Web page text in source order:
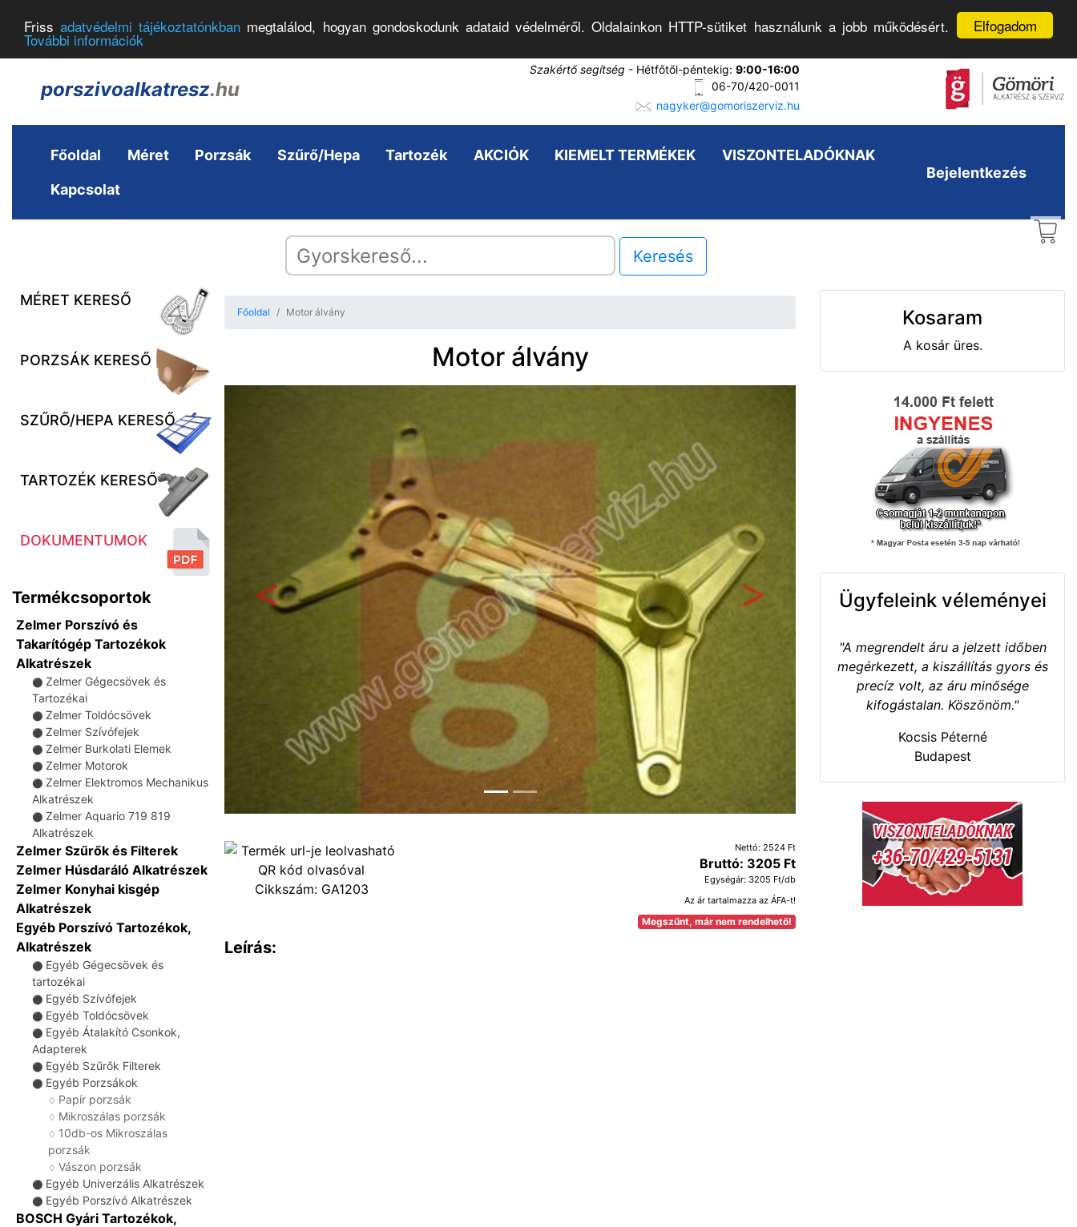
Elfogadom
Frissadatvédelmi tájékoztatónkban megtalálod, hogyan gondoskodunk adataid védelméről. Oldalainkon HTTP-sütiket használunk a jobb működésért.
További információk
porszivoalkatresz.hu
Szakértő segítség - Hétfőtől-péntekig: 9:00-16:00
06-70/420-0011
nagyker@gomoriszerviz.hu
Főoldal Méret Porzsák Szűrő/Hepa Tartozék AKCIÓK KIEMELT TERMÉKEK VISZONTELADÓKNAK
Kapcsolat
Bejelentkezés
Keresés
MÉRET KERESŐ
PORZSÁK KERESŐ
SZŰRŐ/HEPA KERESŐ
TARTOZÉK KERESŐ
DOKUMENTUMOK
Termékcsoportok
Zelmer Porszívó és
Takarítógép Tartozékok
Alkatrészek
⚫ Zelmer Gégecsövek és
Tartozékai
⚫ Zelmer Toldócsövek
⚫ Zelmer Szívófejek
⚫ Zelmer Burkolati Elemek
⚫ Zelmer Motorok
⚫ Zelmer Elektromos Mechanikus
Alkatrészek
⚫ Zelmer Aquario 719 819
Alkatrészek
Zelmer Szűrők és Filterek
Zelmer Húsdaráló Alkatrészek
Zelmer Konyhai kisgép
Alkatrészek
Egyéb Porszívó Tartozékok,
Alkatrészek
⚫ Egyéb Gégecsövek és
tartozékai
⚫ Egyéb Szívófejek
⚫ Egyéb Toldócsövek
⚫ Egyéb Átalakító Csonkok,
Adapterek
⚫ Egyéb Szűrők Filterek
⚫ Egyéb Porzsákok
♢ Papír porzsák
♢ Mikroszálas porzsák
♢ 10db-os Mikroszálas
porzsák
♢ Vászon porzsák
⚫ Egyéb Univerzális Alkatrészek
⚫ Egyéb Porszívó Alkatrészek
BOSCH Gyári Tartozékok,
Főoldal Motor álvány
Motor álvány
Előző
Cikkszám: GA1203
Nettó: 2524 Ft
Bruttó: 3205 Ft
Egységár: 3205 Ft/db
Az ár tartalmazza az ÁFA-t!
Megszűnt, már nem rendelhető!
Leírás:
Kosaram
A kosár üres.
Ügyfeleink véleményei
"A megrendelt áru a jelzett időben
megérkezett, a kiszállítás gyors és
precíz volt, az áru minősége
kifogástalan. Köszönöm."
Kocsis Péterné
Budapest